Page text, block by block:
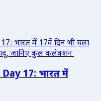
17: भारत में